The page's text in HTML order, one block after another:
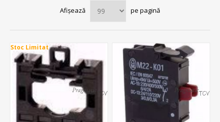
Afișează pe pagină
Stoc Limitat